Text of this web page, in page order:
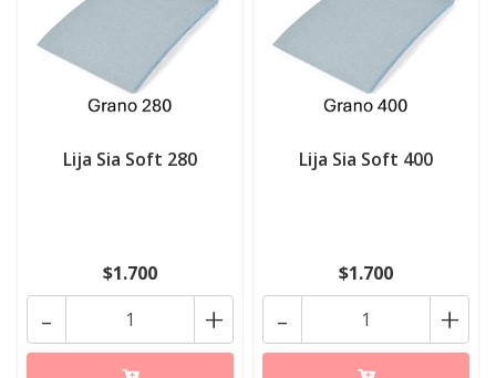
Lija Sia Soft 280
$1.700
+
-
Lija Sia Soft 400
$1.700
+
-